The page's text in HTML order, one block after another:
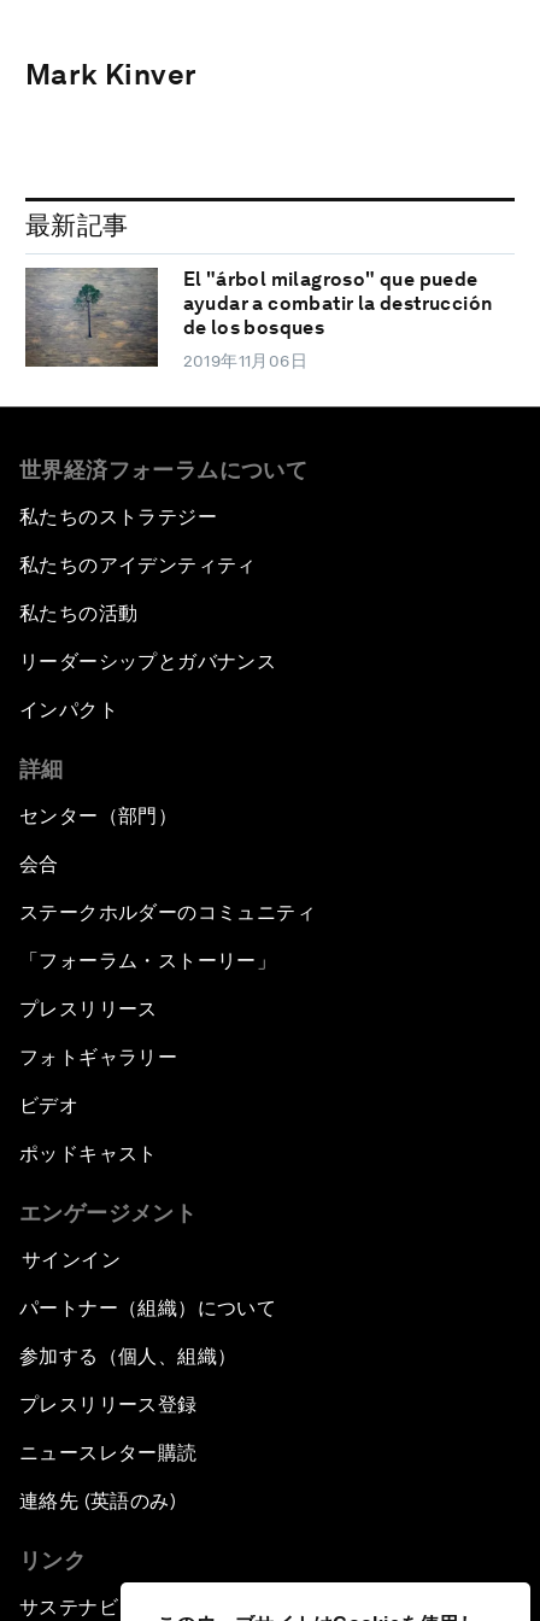
Mark Kinver
最新記事
El "árbol milagroso" que puede
ayudar a combatir la destrucción
de los bosques
2019年11月06日
世界経済フォーラムについて
私たちのストラテジー
私たちのアイデンティティ
私たちの活動
リーダーシップとガバナンス
インパクト
詳細
センター（部門）
会合
ステークホルダーのコミュニティ
「フォーラム・ストーリー」
プレスリリース
フォトギャラリー
ビデオ
ポッドキャスト
エンゲージメント
サインイン
パートナー（組織）について
参加する（個人、組織）
プレスリリース登録
ニュースレター購読
連絡先 (英語のみ)
リンク
サステナビリティへの取り組み